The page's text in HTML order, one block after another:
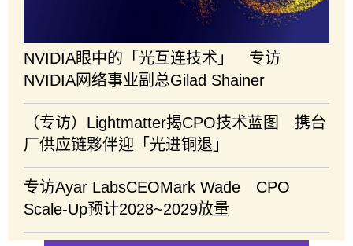
NVIDIA眼中的「光互连技术」 专访
NVIDIA网络事业副总Gilad Shainer
（专访）Lightmatter揭CPO技术蓝图 携台
厂供应链夥伴迎「光进铜退」
专访Ayar LabsCEOMark Wade CPO
Scale-Up预计2028~2029放量